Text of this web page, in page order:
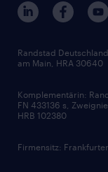
Branchen
FAQ - Bewerber
Zertifikate und
Gehaltsthemen
Soft Skills
Skills
Randstad
am Main, HRA 30640
Komplementärin:
FN 433136 s,
HRB 102380
Firmensitz: